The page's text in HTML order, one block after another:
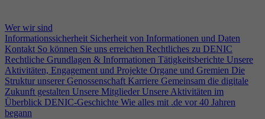
Wer wir sind
Informationssicherheit Sicherheit von Informationen und Daten
Kontakt So können Sie uns erreichen Rechtliches zu DENIC
Rechtliche Grundlagen & Informationen Tätigkeitsberichte Unsere
Aktivitäten, Engagement und Projekte Organe und Gremien Die
Struktur unserer Genossenschaft Karriere Gemeinsam die digitale
Zukunft gestalten Unsere Mitglieder Unsere Aktivitäten im
Überblick DENIC-Geschichte Wie alles mit .de vor 40 Jahren
begann